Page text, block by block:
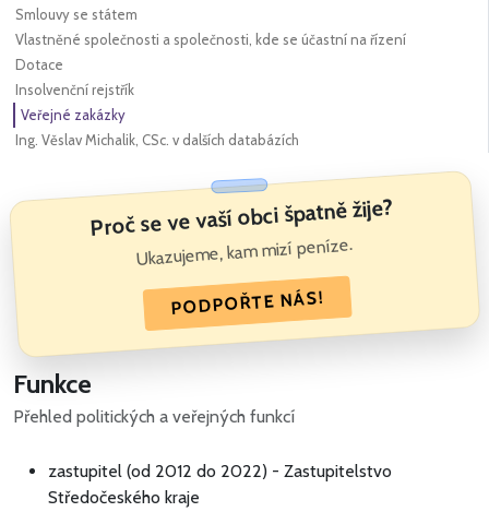
Smlouvy se státem
Vlastněné společnosti a společnosti, kde se účastní na řízení
Dotace
Insolvenční rejstřík
Veřejné zakázky
Ing. Věslav Michalik, CSc. v dalších databázích
Proč se ve vaší obci špatně žije?
Ukazujeme, kam mizí peníze.
PODPOŘTE NÁS!
Funkce
Přehled politických a veřejných funkcí
zastupitel (od 2012 do 2022) - Zastupitelstvo
Středočeského kraje